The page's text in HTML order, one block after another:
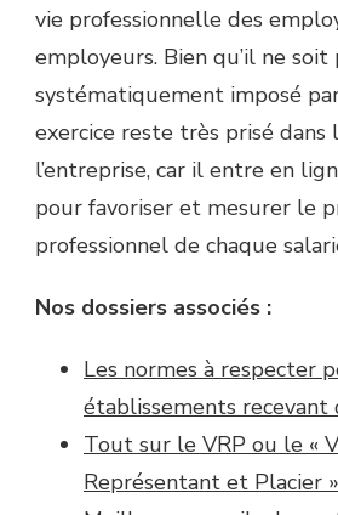
vie professionnelle des
employeurs. Bien qu’il ne soit
systématiquement imposé
exercice reste très prisé dans
l’entreprise, car il entre en
pour favoriser et mesurer le
professionnel de chaque
Nos dossiers associés :
Les normes à respecter
établissements recevant
Tout sur le VRP ou le «
Représentant et Placier »